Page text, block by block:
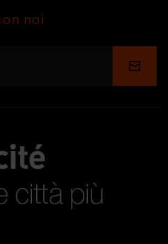
noi
Invia
città più